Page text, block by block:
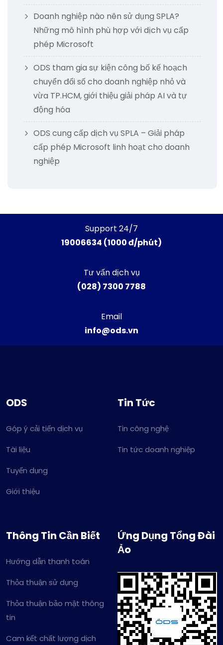
Doanh nghiệp nào nên sử dụng SPLA?
Những mô hình phù hợp với dịch vụ cấp
phép Microsoft
ODS tham gia sự kiện công bố kế hoạch
chuyển đổi số cho doanh nghiệp nhỏ và
vừa TP.HCM, giới thiệu giải pháp AI và tự
động hóa
ODS cung cấp dịch vụ SPLA – Giải pháp
cấp phép Microsoft linh hoạt cho doanh
nghiệp
Support 24/7
19006634 (1000 đ/phút)
Tư vấn dịch vụ
(028) 7300 7788
Email
info@ods.vn
ODS
Góp ý cải tiến dịch vụ
Tài liệu
Tuyển dụng
Giới thiệu
Tin Tức
Tin công nghệ
Tin tức doanh nghiệp
Thông Tin Cần Biết
Hướng dẫn thanh toán
Thỏa thuận sử dụng
Thỏa thuận bảo mật thông
tin
Cam kết chất lượng dịch
Ứng Dụng Tổng Đài
Ảo